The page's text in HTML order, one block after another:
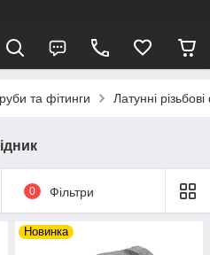
та фітинги Латунні
0 Фільтри
Новинка